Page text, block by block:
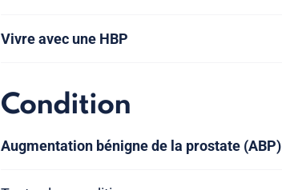
Vivre avec une HBP
Condition
Augmentation bénigne de la prostate (ABP)